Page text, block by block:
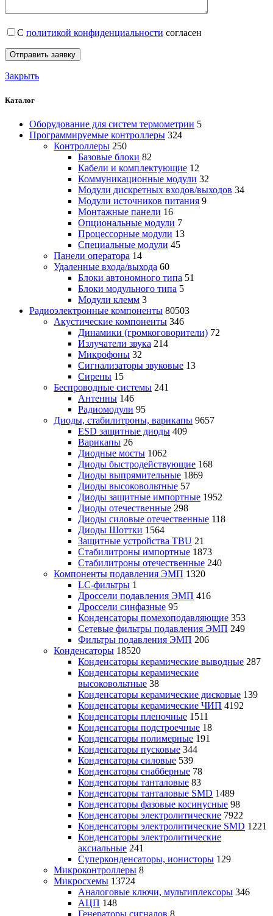
С политикой конфиденциальности согласен
Закрыть
Каталог
Оборудование для систем термометрии 5
Программируемые контроллеры 324
Контроллеры 250
Базовые блоки 82
Кабели и комплектующие 12
Коммуникационные модули 32
Модули дискретных входов/выходов 34
Модули источников питания 9
Монтажные панели 16
Опциональные модули 7
Процессорные модули 13
Специальные модули 45
Панели оператора 14
Удаленные входа/выхода 60
Блоки автономного типа 51
Блоки модульного типа 5
Модули клемм 3
Радиоэлектронные компоненты 80503
Акустические компоненты 346
Динамики (громкоговорители) 72
Излучатели звука 214
Микрофоны 32
Сигнализаторы звуковые 13
Сирены 15
Беспроводные системы 241
Антенны 146
Радиомодули 95
Диоды, стабилитроны, варикапы 9657
ESD защитные диоды 409
Варикапы 26
Диодные мосты 1062
Диоды быстродействующие 168
Диоды выпрямительные 1869
Диоды высоковольтные 57
Диоды защитные импортные 1952
Диоды отечественные 298
Диоды силовые отечественные 118
Диоды Шоттки 1564
Защитные устройства TBU 21
Стабилитроны импортные 1873
Стабилитроны отечественные 240
Компоненты подавления ЭМП 1320
LC-фильтры 1
Дроссели подавления ЭМП 416
Дроссели синфазные 95
Конденсаторы помехоподавляющие 353
Сетевые фильтры подавления ЭМП 249
Фильтры подавления ЭМП 206
Конденсаторы 18520
Конденсаторы керамические выводные 287
Конденсаторы керамические
высоковольтные 38
Конденсаторы керамические дисковые 139
Конденсаторы керамические ЧИП 4192
Конденсаторы пленочные 1511
Конденсаторы подстроечные 18
Конденсаторы полимерные 191
Конденсаторы пусковые 344
Конденсаторы силовые 539
Конденсаторы снабберные 78
Конденсаторы танталовые 83
Конденсаторы танталовые SMD 1489
Конденсаторы фазовые косинусные 98
Конденсаторы электролитические 7922
Конденсаторы электролитические SMD 1221
Конденсаторы электролитические
аксиальные 241
Суперконденсаторы, ионисторы 129
Микроконтроллеры 8
Микросхемы 13724
Аналоговые ключи, мультиплексоры 346
АЦП 148
Генераторы сигналов 8